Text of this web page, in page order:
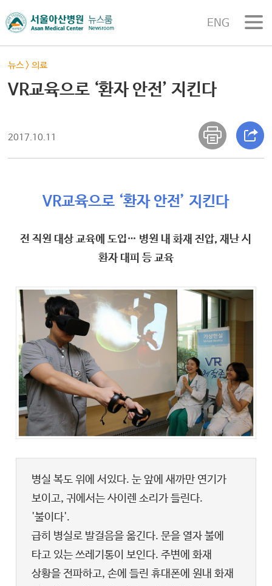
ENG
뉴스 >의료
VR교육으로 ‘환자 안전’ 지킨다
2017.10.11
VR교육으로 ‘환자 안전’ 지킨다
전 직원 대상 교육에 도입… 병원 내 화재 진압, 재난 시
환자 대피 등 교육
병실 복도 위에 서있다. 눈 앞에 새까만 연기가
보이고, 귀에서는 사이렌 소리가 들린다.
'불이다'.
급히 병실로 발걸음을 옮긴다. 문을 열자 불에
타고 있는 쓰레기통이 보인다. 주변에 화재
상황을 전파하고, 손에 들린 휴대폰에 원내 화재